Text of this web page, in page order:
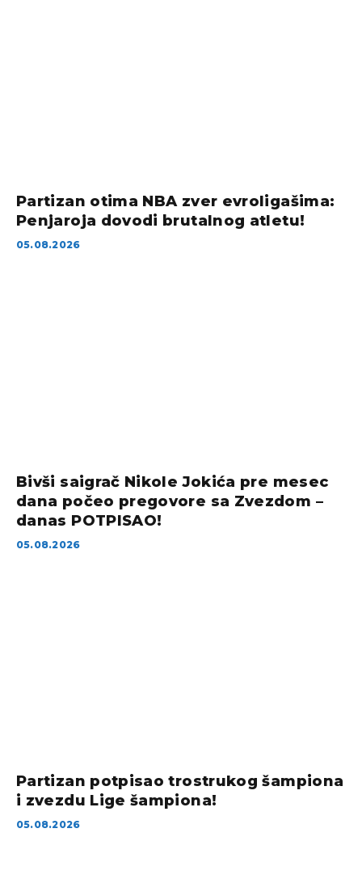
Partizan otima NBA zver evroligašima:
Penjaroja dovodi brutalnog atletu!
05.08.2026
Bivši saigrač Nikole Jokića pre mesec
dana počeo pregovore sa Zvezdom –
danas POTPISAO!
05.08.2026
Partizan potpisao trostrukog šampiona
i zvezdu Lige šampiona!
05.08.2026